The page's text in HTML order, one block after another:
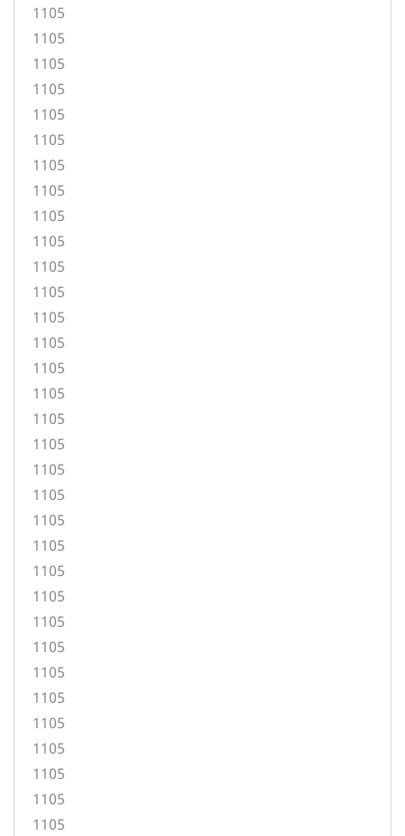
1105
1105
1105
1105
1105
1105
1105
1105
1105
1105
1105
1105
1105
1105
1105
1105
1105
1105
1105
1105
1105
1105
1105
1105
1105
1105
1105
1105
1105
1105
1105
1105
1105